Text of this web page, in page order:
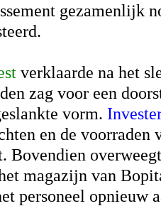
gezamenlijk
verklaarde na het
zag voor een
vorm.
en de voorraden
Bovendien
magazijn van
personeel opnieuw